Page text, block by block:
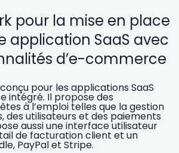
pour la mise en place
application SaaS avec
d’e-commerce
pour les applications SaaS
intégré. Il propose des
à l’emploi telles que la gestion
des utilisateurs et des paiements
aussi une interface utilisateur
de facturation client et un
PayPal et Stripe.